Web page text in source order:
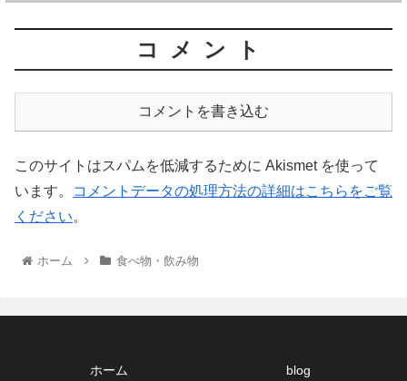
コメント
コメントを書き込む
このサイトはスパムを低減するために Akismet を使って
います。
コメントデータの処理方法の詳細はこちらをご覧
ください。
ホーム 食べ物・飲み物
ホーム blog